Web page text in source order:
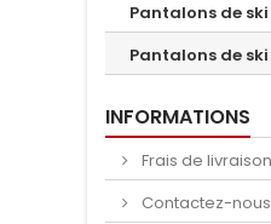
Pantalons de
Pantalons de ski
INFORMATIONS
Frais de livraison
Contactez-nous